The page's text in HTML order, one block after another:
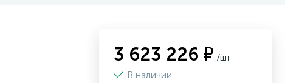
3 623 226 ₽ /шт
В наличии